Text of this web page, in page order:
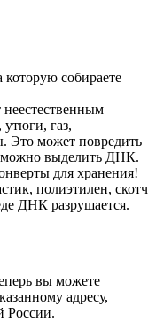
которую собираете
газ,
Это может повредить
выделить ДНК.
для хранения!
полиэтилен, скотч
ДНК разрушается.
вы можете
адресу,
России.